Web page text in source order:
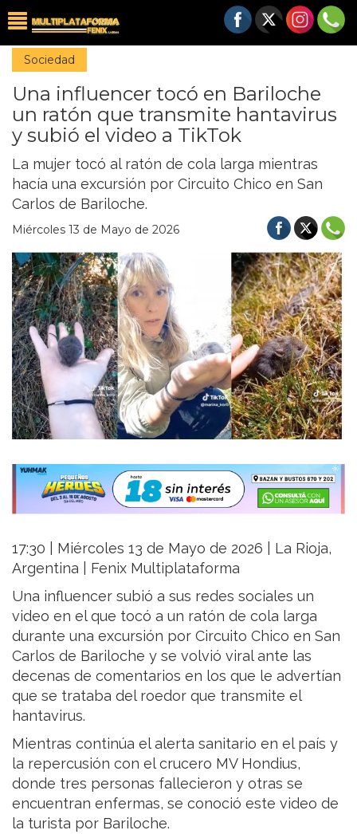
Sociedad
Una influencer tocó en Bariloche
un ratón que transmite hantavirus
y subió el video a TikTok
La mujer tocó al ratón de cola larga mientras
hacía una excursión por Circuito Chico en San
Carlos de Bariloche.
Miércoles 13 de Mayo de 2026
17:30 | Miércoles 13 de Mayo de 2026 | La Rioja,
Argentina | Fenix Multiplataforma
Una influencer subió a sus redes sociales un
video en el que tocó a un ratón de cola larga
durante una excursión por Circuito Chico en San
Carlos de Bariloche y se volvió viral ante las
decenas de comentarios en los que le advertían
que se trataba del roedor que transmite el
hantavirus.
Mientras continúa el alerta sanitario en el país y
la repercusión con el crucero MV Hondius,
donde tres personas fallecieron y otras se
encuentran enfermas, se conoció este video de
la turista por Bariloche.